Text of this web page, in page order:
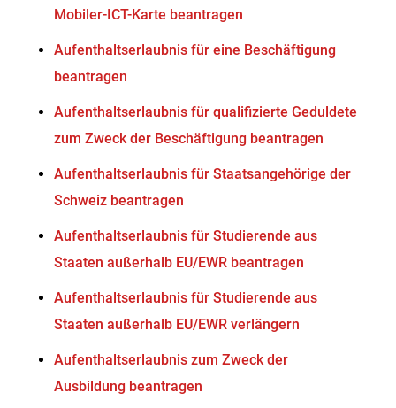
Mobiler-ICT-Karte beantragen
Aufenthaltserlaubnis für eine Beschäftigung
beantragen
Aufenthaltserlaubnis für qualifizierte Geduldete
zum Zweck der Beschäftigung beantragen
Aufenthaltserlaubnis für Staatsangehörige der
Schweiz beantragen
Aufenthaltserlaubnis für Studierende aus
Staaten außerhalb EU/EWR beantragen
Aufenthaltserlaubnis für Studierende aus
Staaten außerhalb EU/EWR verlängern
Aufenthaltserlaubnis zum Zweck der
Ausbildung beantragen